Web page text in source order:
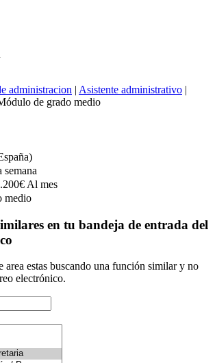
administracion | Asistente administrativo |
de grado medio
semana
Al mes
medio
en tu bandeja de entrada del
area estas buscando una función similar y no
electrónico.